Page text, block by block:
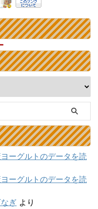
ーグルトのデータを読
ーグルトのデータを読
ぎ より